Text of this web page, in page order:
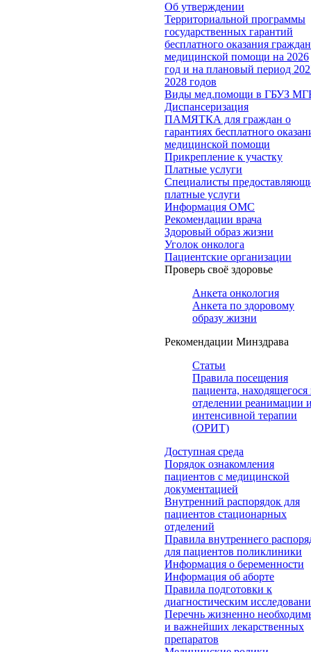
Об утверждении
Территориальной программы
государственных гарантий
бесплатного оказания
медицинской помощи на 2026
год и на плановый период
2028 годов
Виды мед.помощи в ГБУЗ
Диспансеризация
ПАМЯТКА для граждан о
гарантиях бесплатного
медицинской помощи
Прикрепление к участку
Платные услуги
Специалисты
платные услуги
Информация ОМС
Рекомендации врача
Здоровый образ жизни
Уголок онколога
Пациентские организации
Проверь своё здоровье
Анкета онкология
Анкета по здоровому
образу жизни
Рекомендации Минздрава
Статьи
Правила посещения
пациента, находящегося
отделении реанимации и
интенсивной терапии
(ОРИТ)
Доступная среда
Порядок ознакомления
пациентов с медицинской
документацией
Внутренний распорядок для
пациентов стационарных
отделений
Правила внутреннего
для пациентов поликлиники
Информация о беременности
Информация об аборте
Правила подготовки к
диагностическим
Перечнь жизненно
и важнейших лекарственных
препаратов